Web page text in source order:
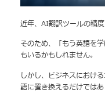
近年、AI翻訳ツールの精
そのため、「もう英語を
もいるかもしれません。
しかし、ビジネスにおけ
語に置き換えるだけではあ